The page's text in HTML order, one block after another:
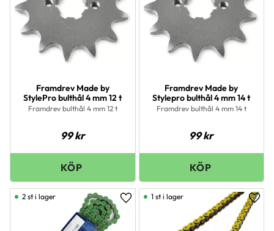
Framdrev Made by
StylePro bulthål 4 mm 12 t
Framdrev bulthål 4 mm 12 t
99kr
Framdrev Made by
Stylepro bulthål 4 mm 14 t
Framdrev bulthål 4 mm 14 t
99kr
Lägg till i favoriter
2 st i lager 1 st i lager